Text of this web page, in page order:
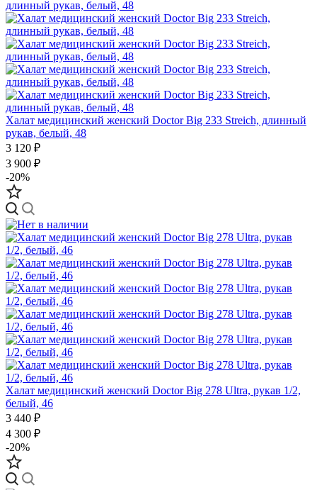
Халат медицинский женский Doctor Big 233 Streich, длинный
рукав, белый, 48
3 120 ₽
3 900 ₽
-20%
Халат медицинский женский Doctor Big 278 Ultra, рукав 1/2,
белый, 46
3 440 ₽
4 300 ₽
-20%